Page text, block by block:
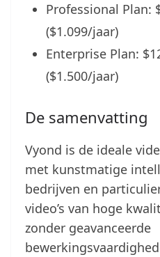
Professional Plan:
($1.099/jaar)
Enterprise Plan:
($1.500/jaar)
De samenvatting
Vyond is de ideale
met kunstmatige
bedrijven en
video’s van hoge
zonder geavanceerde